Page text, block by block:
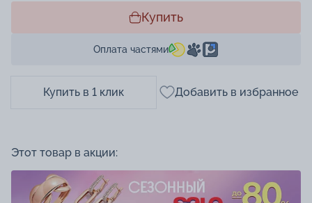
Купить
Оплата частями
Купить в 1 клик Добавить в избранное
Этот товар в акции: